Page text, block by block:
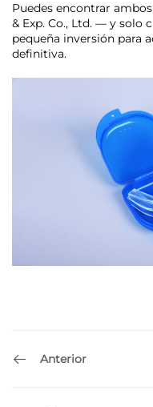
Puedes encontrar
& Exp. Co., Ltd. — y solo
pequeña inversión para
definitiva.
Anterior